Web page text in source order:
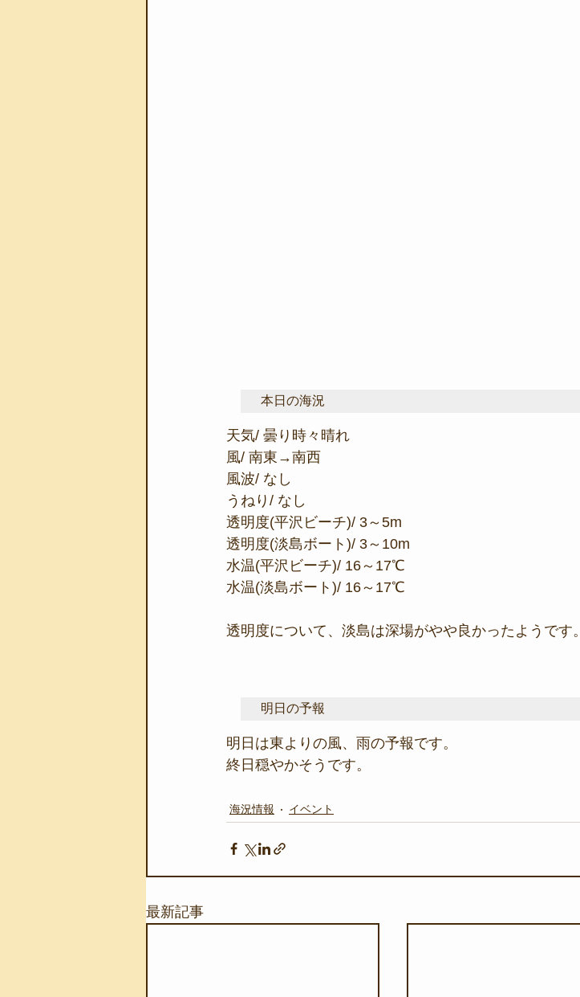
本日の海況
天気/ 曇り時々晴れ
風/ 南東→南西
風波/ なし
うねり/ なし
透明度(平沢ビーチ)/ 3～5m
透明度(淡島ボート)/ 3～10m
水温(平沢ビーチ)/ 16～17℃
水温(淡島ボート)/ 16～17℃
透明度について、淡島は深場がやや良かったようです。
明日の予報
明日は東よりの風、雨の予報です。
終日穏やかそうです。
海況情報 イベント
最新記事